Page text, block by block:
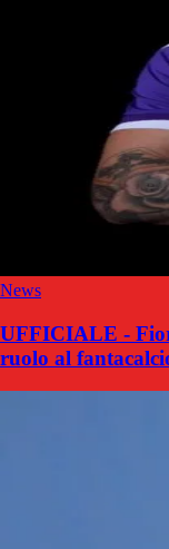
News
UFFICIALE -
ruolo al